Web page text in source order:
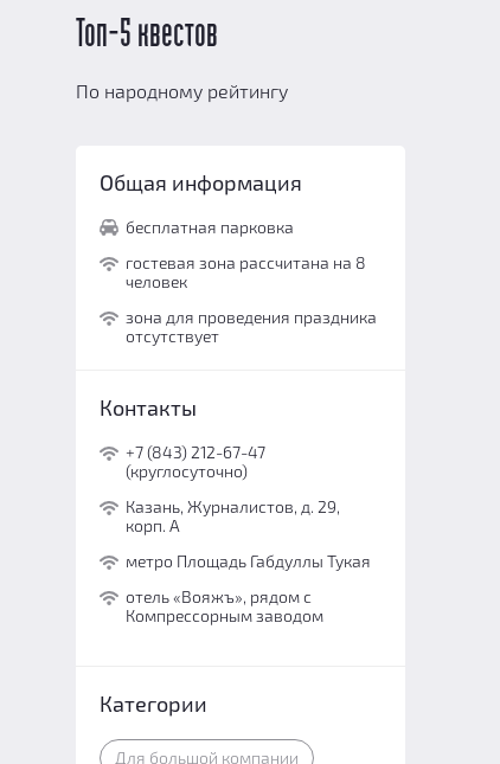
Топ-5 квестов
По народному рейтингу
Общая информация
бесплатная парковка
гостевая зона рассчитана на 8
человек
зона для проведения праздника
отсутствует
Контакты
+7 (843) 212-67-47
(круглосуточно)
Казань, Журналистов, д. 29,
корп. А
метро Площадь Габдуллы Тукая
отель «Вояжъ», рядом с
Компрессорным заводом
Категории
Для большой компании